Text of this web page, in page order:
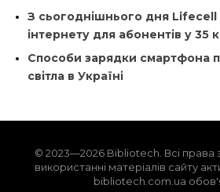
З сьогоднішнього дня Lifecell
інтернету для абонентів у 35
Способи зарядки смартфона
світла в Україні
© 2023—2026 Bibliotech. Всі
використанні матеріалів сайту
bibliotech.com.ua